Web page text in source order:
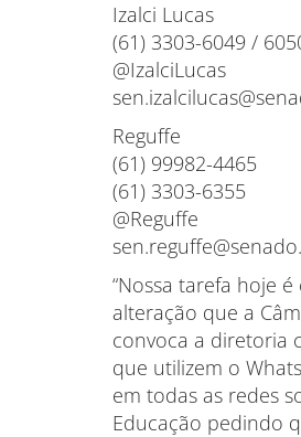
Izalci Lucas
(61) 3303-6049 /
@IzalciLucas
Reguffe
(61) 99982-4465
(61) 3303-6355
@Reguffe
“Nossa tarefa hoje
alteração que a
convoca a diretoria
que utilizem o
em todas as redes
Educação pedindo